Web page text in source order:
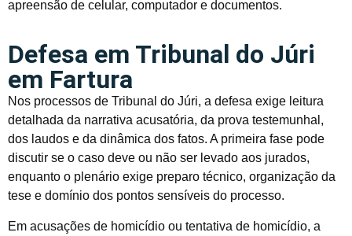
apreensão de celular, computador e documentos.
Defesa em Tribunal do Júri
em Fartura
Nos processos de Tribunal do Júri, a defesa exige leitura
detalhada da narrativa acusatória, da prova testemunhal,
dos laudos e da dinâmica dos fatos. A primeira fase pode
discutir se o caso deve ou não ser levado aos jurados,
enquanto o plenário exige preparo técnico, organização da
tese e domínio dos pontos sensíveis do processo.
Em acusações de homicídio ou tentativa de homicídio, a